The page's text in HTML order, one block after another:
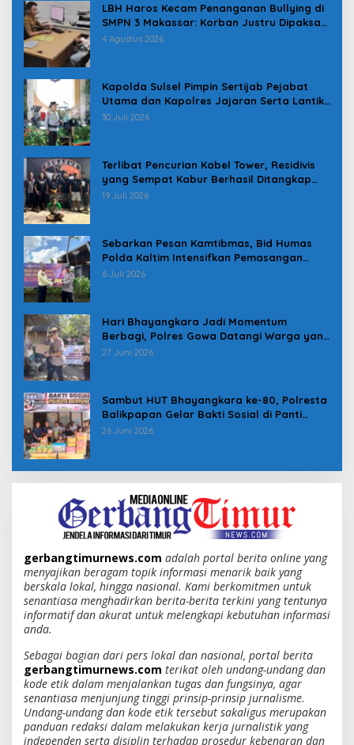
LBH Haros Kecam Penanganan Bullying di
SMPN 3 Makassar: Korban Justru Dipaksa
Pindah
4 Agustus 2026
Kapolda Sulsel Pimpin Sertijab Pejabat
Utama dan Kapolres Jajaran Serta Lantik
Karolog dan Kapolresta Gowa
30 Juli 2026
Terlibat Pencurian Kabel Tower, Residivis
yang Sempat Kabur Berhasil Ditangkap
Tim Gabungan di Jeneponto
19 Juli 2026
Sebarkan Pesan Kamtibmas, Bid Humas
Polda Kaltim Intensifkan Pemasangan
Spanduk serta Pembagian Stiker
6 Juli 2026
Hari Bhayangkara Jadi Momentum
Berbagi, Polres Gowa Datangi Warga yang
Membutuhkan
27 Juni 2026
Sambut HUT Bhayangkara ke-80, Polresta
Balikpapan Gelar Bakti Sosial di Panti
Asuhan Jabal Rahmah
26 Juni 2026
gerbangtimurnews.com adalah portal berita online yang
menyajikan beragam topik informasi menarik baik yang
berskala lokal, hingga nasional. Kami berkomitmen untuk
senantiasa menghadirkan berita-berita terkini yang tentunya
informatif dan akurat untuk melengkapi kebutuhan informasi
anda.
Sebagai bagian dari pers lokal dan nasional, portal berita
gerbangtimurnews.com terikat oleh undang-undang dan
kode etik dalam menjalankan tugas dan fungsinya, agar
senantiasa menjunjung tinggi prinsip-prinsip jurnalisme.
Undang-undang dan kode etik tersebut sakaligus merupakan
panduan redaksi dalam melakukan kerja jurnalistik yang
independen serta disiplin terhadap prosedur kebenaran dan